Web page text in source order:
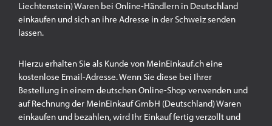
Liechtenstein) Waren bei Online-Händlern in Deutschland
einkaufen und sich an ihre Adresse in der Schweiz senden
lassen.
Hierzu erhalten Sie als Kunde von MeinEinkauf.ch eine
kostenlose Email-Adresse. Wenn Sie diese bei Ihrer
Bestellung in einem deutschen Online-Shop verwenden und
auf Rechnung der MeinEinkauf GmbH (Deutschland) Waren
einkaufen und bezahlen, wird Ihr Einkauf fertig verzollt und